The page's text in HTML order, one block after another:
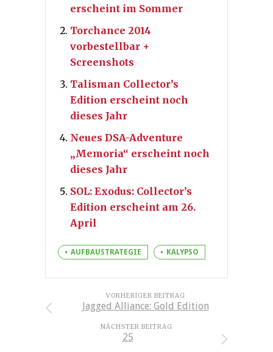
erscheint im Sommer
Torchance 2014
vorbestellbar +
Screenshots
Talisman Collector’s
Edition erscheint noch
dieses Jahr
Neues DSA-Adventure
„Memoria“ erscheint noch
dieses Jahr
SOL: Exodus: Collector’s
Edition erscheint am 26.
April
AUFBAUSTRATEGIE KALYPSO
VORHERIGER BEITRAG
Jagged Alliance: Gold Edition
NÄCHSTER BEITRAG
25